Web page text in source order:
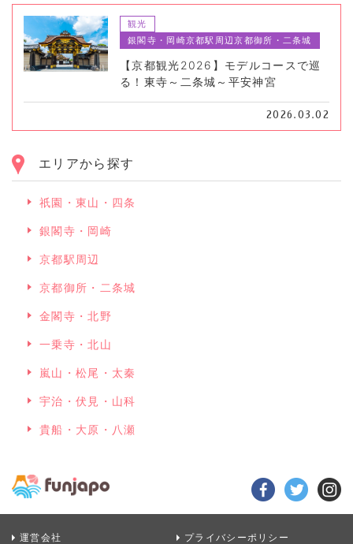
観光
銀閣寺・岡崎京都駅周辺京都御所・二条城
【京都観光2026】モデルコースで巡
る！東寺～二条城～平安神宮
2026.03.02
エリアから探す
祇園・東山・四条
銀閣寺・岡崎
京都駅周辺
京都御所・二条城
金閣寺・北野
一乗寺・北山
嵐山・松尾・太秦
宇治・伏見・山科
貴船・大原・八瀬
運営会社 プライバシーポリシー